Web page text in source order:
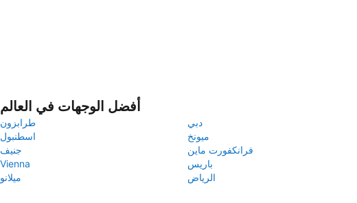
أفضل الوجهات في العالم
طرابزون
دبي
اسطنبول
ميونخ
جنيف
فرانكفورت ماين
Vienna
باريس
ميلانو
الرياض